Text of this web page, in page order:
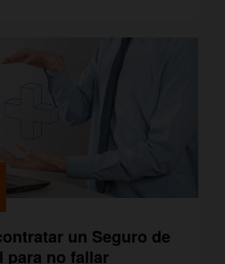
un Seguro de
para no fallar